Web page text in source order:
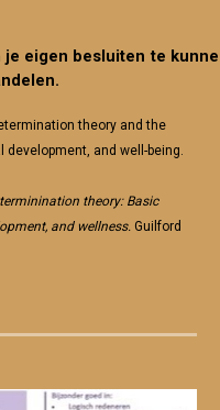
eigen besluiten te
theory and the
and well-being.
theory: Basic
and wellness.Guilford